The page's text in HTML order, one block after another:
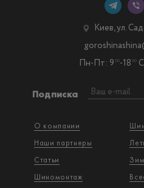
О компании
Наши партнеры
Статьи
Шиномонтаж
Подписка
Киев, ул.
Пн-Пт: 9 00-18 00